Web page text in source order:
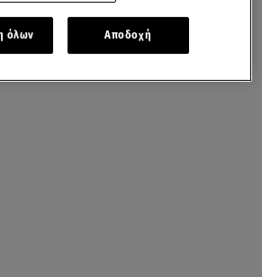
όλων Αποδοχή